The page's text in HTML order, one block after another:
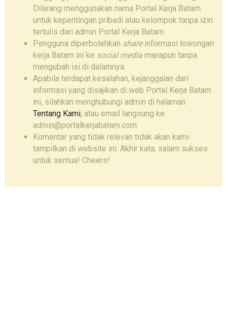
Dilarang menggunakan nama Portal Kerja Batam
untuk kepentingan pribadi atau kelompok tanpa izin
tertulis dari admin Portal Kerja Batam.
Pengguna diperbolehkan shareinformasi lowongan
kerja Batam ini ke social mediamanapun tanpa
mengubah isi di dalamnya.
Apabila terdapat kesalahan, kejanggalan dari
informasi yang disajikan di web Portal Kerja Batam
ini, silahkan menghubungi admin di halaman
Tentang Kami, atau email langsung ke
admin@portalkerjabatam.com.
Komentar yang tidak relevan tidak akan kami
tampilkan di website ini. Akhir kata, salam sukses
untuk semua! Cheers!